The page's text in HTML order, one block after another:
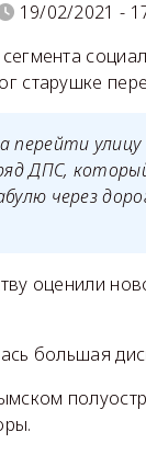
19/02/2021 -
старушке
перейти
ДПС,
через
оценили
большая